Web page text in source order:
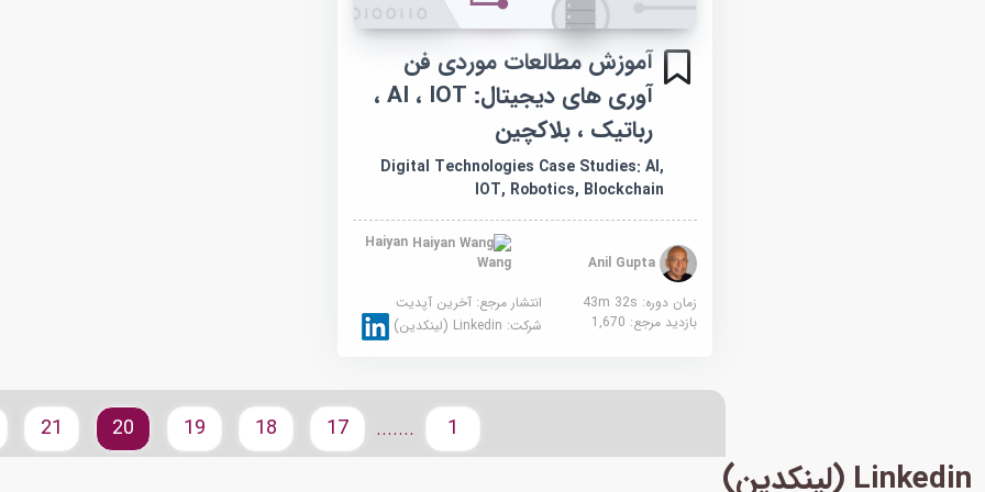
آموزش مطالعات موردی فن
آوری های دیجیتال: AI ، IOT ،
رباتیک ، بلاکچین
Digital Technologies Case Studies: AI,
IOT, Robotics, Blockchain
Haiyan
Wang
زمان دوره: 43m 32s
انتشار مرجع: آخرین آپدیت
بازدید مرجع: 1,670 شرکت: Linkedin (لینکدین)
1
.......
17
18
19
20
21
Linkedin (لینکدین)